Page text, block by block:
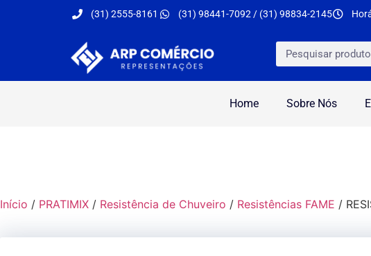
(31) 2555-8161 (31) 98441-7092 / (31) 98834-2145
Home Sobre Nós
Início / PRATIMIX / Resistência de Chuveiro / Resistências FAME /